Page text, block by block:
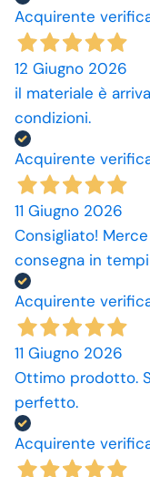
Acquirente
12 Giugno 2026
il materiale è
condizioni.
Acquirente
11 Giugno 2026
Consigliato!
consegna in
Acquirente
11 Giugno 2026
Ottimo prodotto.
perfetto.
Acquirente